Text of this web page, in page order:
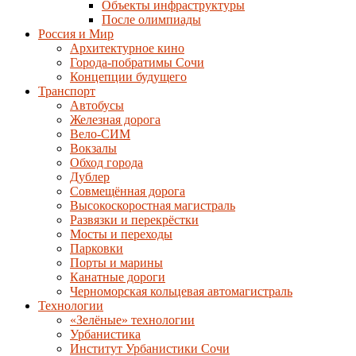
Объекты инфраструктуры
После олимпиады
Россия и Мир
Архитектурное кино
Города-побратимы Сочи
Концепции будущего
Транспорт
Автобусы
Железная дорога
Вело-СИМ
Вокзалы
Обход города
Дублер
Совмещённая дорога
Высокоскоростная магистраль
Развязки и перекрёстки
Мосты и переходы
Парковки
Порты и марины
Канатные дороги
Черноморская кольцевая автомагистраль
Технологии
«Зелёные» технологии
Урбанистика
Институт Урбанистики Сочи